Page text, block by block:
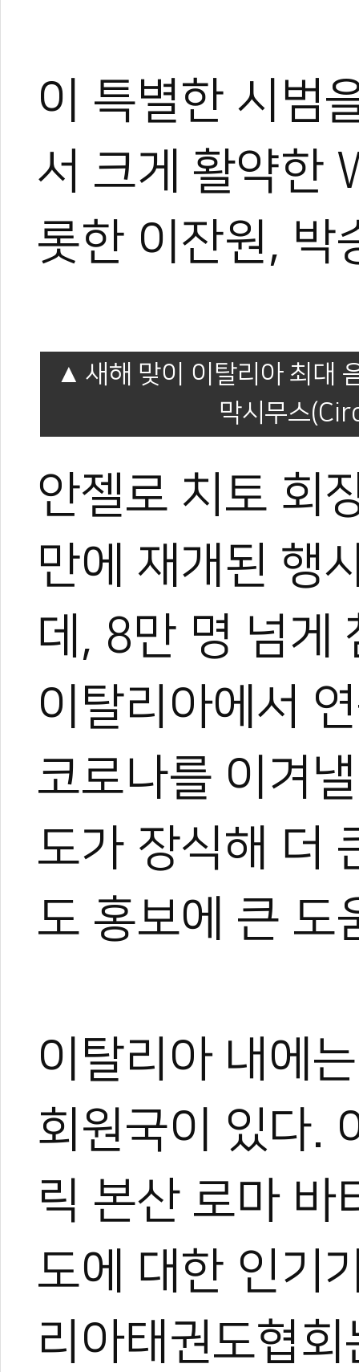
이 특별한 시범
서 크게 활약한
롯한 이잔원, 박
새해 맞이 이탈리아 최대
막시무스
안젤로 치토 회
만에 재개된 행
데, 8만 명 넘게
이탈리아에서
코로나를 이겨
도가 장식해 더
도 홍보에 큰 도
이탈리아 내에
회원국이 있다.
릭 본산 로마 바
도에 대한 인기
리아태권도협
관련 뉴스